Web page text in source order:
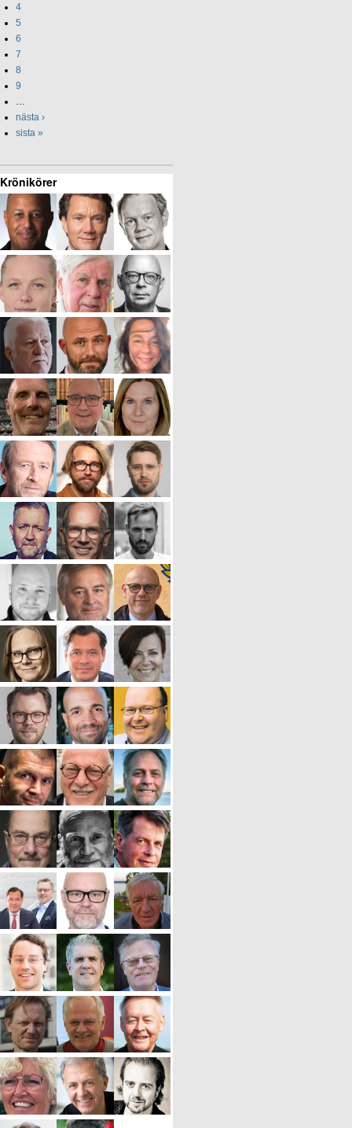
4
5
6
7
8
9
…
nästa ›
sista »
Krönikörer